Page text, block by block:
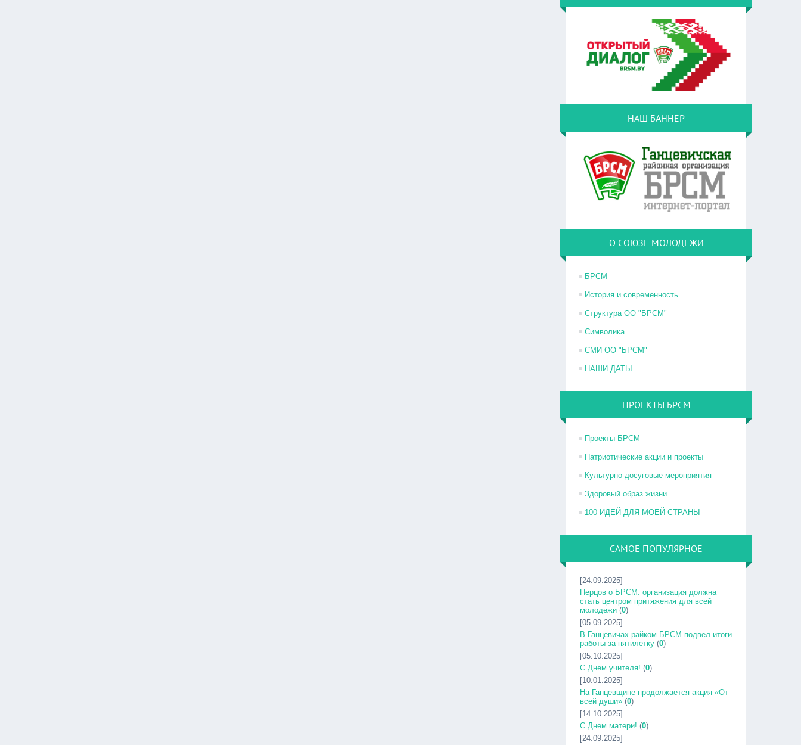
НАШ БАННЕР
О СОЮЗЕ МОЛОДЕЖИ
БРСМ
История и современность
Структура ОО "БРСМ"
Символика
СМИ ОО "БРСМ"
НАШИ ДАТЫ
ПРОЕКТЫ БРСМ
Проекты БРСМ
Патриотические акции и проекты
Культурно-досуговые мероприятия
Здоровый образ жизни
100 ИДЕЙ ДЛЯ МОЕЙ СТРАНЫ
САМОЕ ПОПУЛЯРНОЕ
[24.09.2025]
Перцов о БРСМ: организация должна
стать центром притяжения для всей
молодежи (0)
[05.09.2025]
В Ганцевичах райком БРСМ подвел итоги
работы за пятилетку (0)
[05.10.2025]
С Днем учителя! (0)
[10.01.2025]
На Ганцевщине продолжается акция «От
всей души» (0)
[14.10.2025]
С Днем матери! (0)
[24.09.2025]